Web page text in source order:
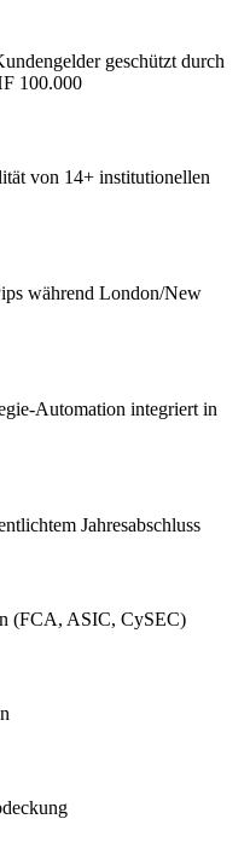
geschützt durch
100.000
von 14+ institutionellen
während London/New
Automation integriert in
Jahresabschluss
(FCA, ASIC, CySEC)